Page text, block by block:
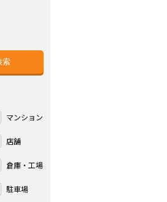
マンション
店舗
倉庫・工場
駐車場